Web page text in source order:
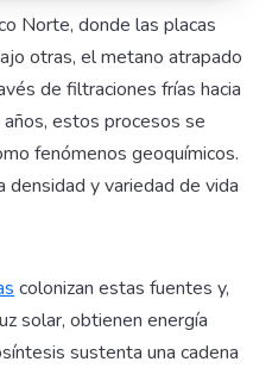
Norte, donde las placas
otras, el metano atrapado
de filtraciones frías hacia
estos procesos se
fenómenos geoquímicos.
densidad y variedad de vida
colonizan estas fuentes y,
solar, obtienen energía
sustenta una cadena